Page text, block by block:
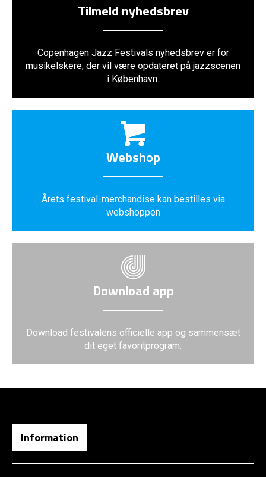
Tilmeld nyhedsbrev
Copenhagen Jazz Festivals nyhedsbrev er for
musikelskere, der vil være opdateret på jazzscenen
i København.
Webshop
Årets festival-merchandise kan bestilles via
webshoppen
Download app
Download festivalens officielle app og sammensæt
dit eget favoritprogram.
Information